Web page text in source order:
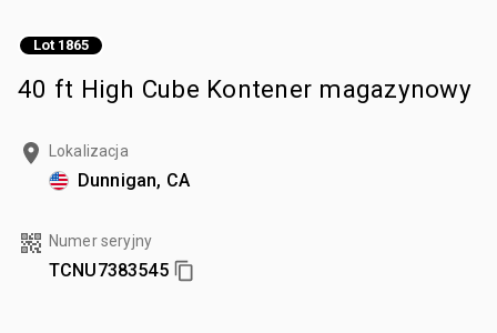
Lot 1865
40 ft High Cube Kontener magazynowy
Lokalizacja
Dunnigan, CA
Numer seryjny
TCNU7383545